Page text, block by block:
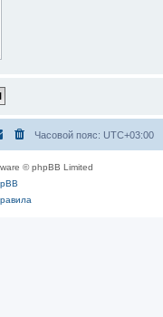
Часовой пояс: UTC+03:00
© phpBB Limited